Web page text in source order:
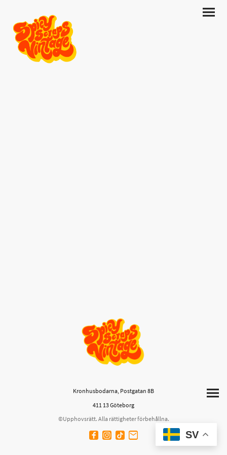
Kronhusbodarna, Postgatan 8B
411 13 Göteborg
©Upphovsrätt. Alla rättigheter förbehållna.
SV